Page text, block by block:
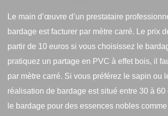
Le main d’œuvre d’un prestataire
bardage est facturer par mètre carré. Le prix
partir de 10 euros si vous choisissez le
pratiquez un partage en PVC à effet bois, il
par mètre carré. Si vous préférez le sapin ou
réalisation de bardage est situé entre 30 à
le bardage pour des essences nobles